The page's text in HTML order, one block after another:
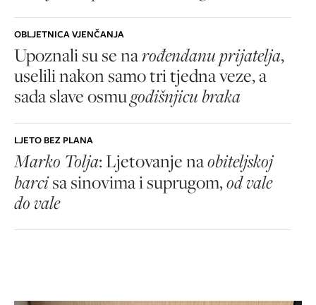
OBLJETNICA VJENČANJA
Upoznali su se narođendanu prijatelja,
uselili nakon samo tri tjedna veze, a
sada slave osmugodišnjicu braka
LJETO BEZ PLANA
Marko Tolja: Ljetovanje naobiteljskoj
barcisa sinovima i suprugom,od vale
do vale